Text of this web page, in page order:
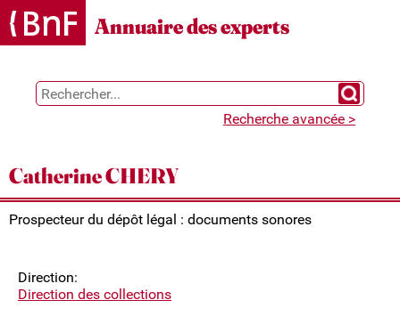
Gestion des cookies
Annuaire des experts
Chercher
Recherche avancée >
Catherine CHERY
Prospecteur du dépôt légal : documents sonores
Direction:
Direction des collections